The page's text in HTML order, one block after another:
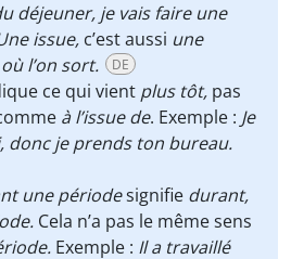
déjeuner, je vais faire une
issue, c’est aussi une
l’on sort.
DE
ce qui vient plus tôt, pas
à l’issue de. Exemple : Je
donc je prends ton bureau.
une périodesignifie durant,
Cela n’a pas le même sens
Exemple : Il a travaillé